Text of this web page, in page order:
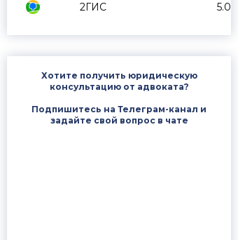
2ГИС 5.0
Хотите получить юридическую
консультацию от адвоката?
Подпишитесь на Телеграм-канал и
задайте свой вопрос в чате